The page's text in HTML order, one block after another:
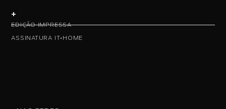
+
EDIÇÃO IMPRESSA
ASSINATURA IT•HOME